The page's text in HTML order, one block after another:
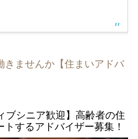
きませんか【住まいアドバ
ブシニア歓迎】高齢者の住
トするアドバイザー募集！